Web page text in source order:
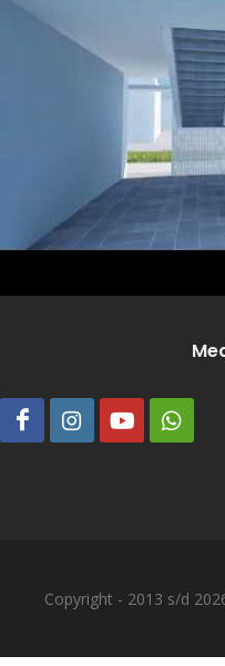
Copyright - 2013 s/d